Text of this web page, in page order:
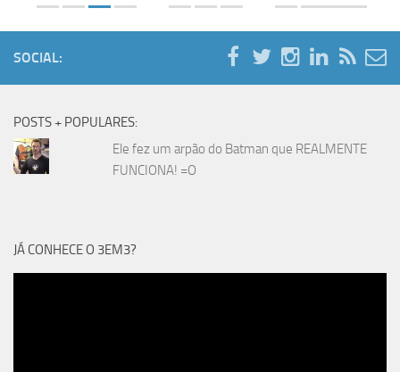
SOCIAL:
POSTS + POPULARES:
Ele fez um arpão do Batman que REALMENTE
FUNCIONA! =O
JÁ CONHECE O 3EM3?